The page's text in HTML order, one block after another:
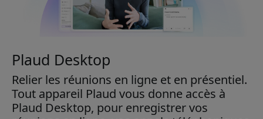
Plaud Desktop
Relier les réunions en ligne et en présentiel.
Tout appareil Plaud vous donne accès à
Plaud Desktop, pour enregistrer vos